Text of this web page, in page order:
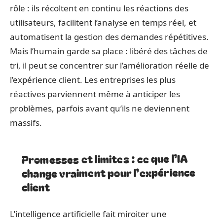
rôle : ils récoltent en continu les réactions des
utilisateurs, facilitent l’analyse en temps réel, et
automatisent la gestion des demandes répétitives.
Mais l’humain garde sa place : libéré des tâches de
tri, il peut se concentrer sur l’amélioration réelle de
l’expérience client. Les entreprises les plus
réactives parviennent même à anticiper les
problèmes, parfois avant qu’ils ne deviennent
massifs.
Promesses et limites : ce que l’IA
change vraiment pour l’expérience
client
L’intelligence artificielle fait miroiter une